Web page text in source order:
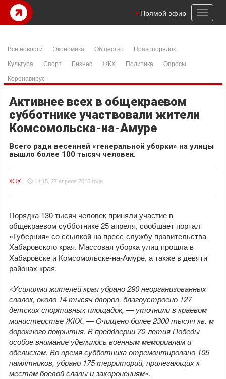
Toggle
Прямой эфир
Все новости Экономика Общество
Правопорядок
Культура
Спорт Бизнес ЖКХ Политика
Опросы
Коронавирус
Активнее всех в общекраевом
субботнике участвовали жители
Комсомольска-на-Амуре
Всего ради весенней «генеральной уборки» на улицы
вышло более 100 тысяч человек.
ЖКХ 14:15, 27 апреля 2015 года
Порядка 130 тысяч человек приняли участие в
общекраевом субботнике 25 апреля, сообщает портал
«Губерния» со ссылкой на пресс-службу правительства
Хабаровского края. Массовая уборка улиц прошла в
Хабаровске и Комсомольске-на-Амуре, а также в девяти
районах края.
«Усилиями жителей края убрано 290 неорганизованных
свалок, около 14 тысяч дворов, благоустроено 127
детских спортивных площадок, — уточнили в краевом
министерстве ЖКХ. — Очищено более 2300 тысяч кв. м
дорожного покрытия. В преддверии 70-летия Победы
особое внимание уделялось военным мемориалам и
обелискам. Во время субботника отремонтировано 105
памятников, убрано 175 территорий, прилегающих к
местам боевой славы и захоронениям».